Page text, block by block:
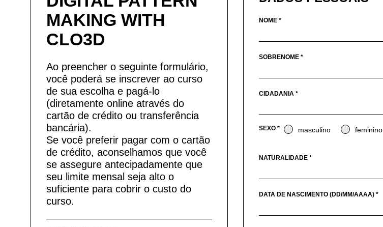
MAKING WITH
CLO3D
Ao preencher o seguinte formulário,
você poderá se inscrever ao curso
de sua escolha e pagá-lo
(diretamente online através do
cartão de crédito ou transferência
bancária).
Se você preferir pagar com o cartão
de crédito, aconselhamos que você
se assegure antecipadamente que
seu limite mensal seja alto o
suficiente para cobrir o custo do
curso.
NOME *
SOBRENOME *
CIDADANIA *
SEXO * masculino feminino
NATURALIDADE *
DATA DE NASCIMENTO (DD/MM/AAAA) *